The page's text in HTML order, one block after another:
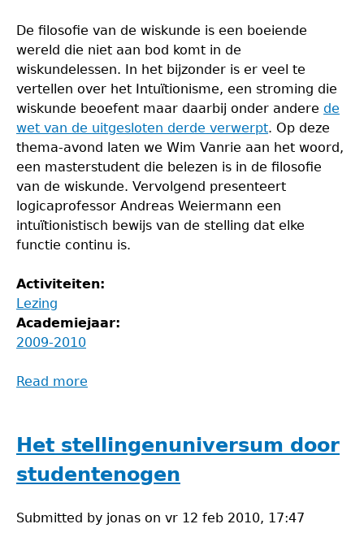
De filosofie van de wiskunde is een boeiende
wereld die niet aan bod komt in de
wiskundelessen. In het bijzonder is er veel te
vertellen over het Intuïtionisme, een stroming die
wiskunde beoefent maar daarbij onder andere de
wet van de uitgesloten derde verwerpt. Op deze
thema-avond laten we Wim Vanrie aan het woord,
een masterstudent die belezen is in de filosofie
van de wiskunde. Vervolgend presenteert
logicaprofessor Andreas Weiermann een
intuïtionistisch bewijs van de stelling dat elke
functie continu is.
Activiteiten:
Lezing
Academiejaar:
2009-2010
Read more
van
de
Wiskunde
Het stellingenuniversum door
studentenogen
Submitted by jonas on vr 12 feb 2010, 17:47